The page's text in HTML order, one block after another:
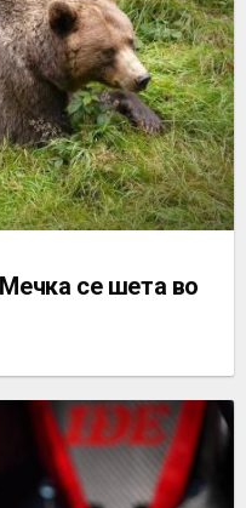
се шета во